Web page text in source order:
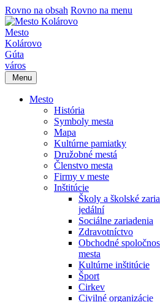
Rovno na obsah Rovno na menu
Mesto
Kolárovo
Gúta
város
Menu
Mesto
História
Symboly mesta
Mapa
Kultúrne pamiatky
Družobné mestá
Členstvo mesta
Firmy v meste
Inštitúcie
Školy a školské
jedální
Sociálne zariadenia
Zdravotníctvo
Obchodné
mesta
Kultúrne inštitúcie
Šport
Cirkev
Civilné organizácie